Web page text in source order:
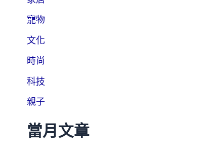
寵物
文化
時尚
科技
親子
當月文章